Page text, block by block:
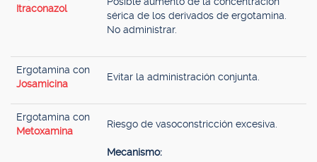
Itraconazol
sérica de los derivados de ergotamina.
No administrar.
Ergotamina con
Josamicina
Evitar la administración conjunta.
Ergotamina con
Metoxamina
Riesgo de vasoconstricción excesiva.
Mecanismo: